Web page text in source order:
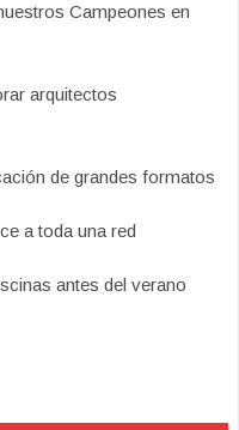
Campeones en
arquitectos
de grandes formatos
a toda una red
antes del verano